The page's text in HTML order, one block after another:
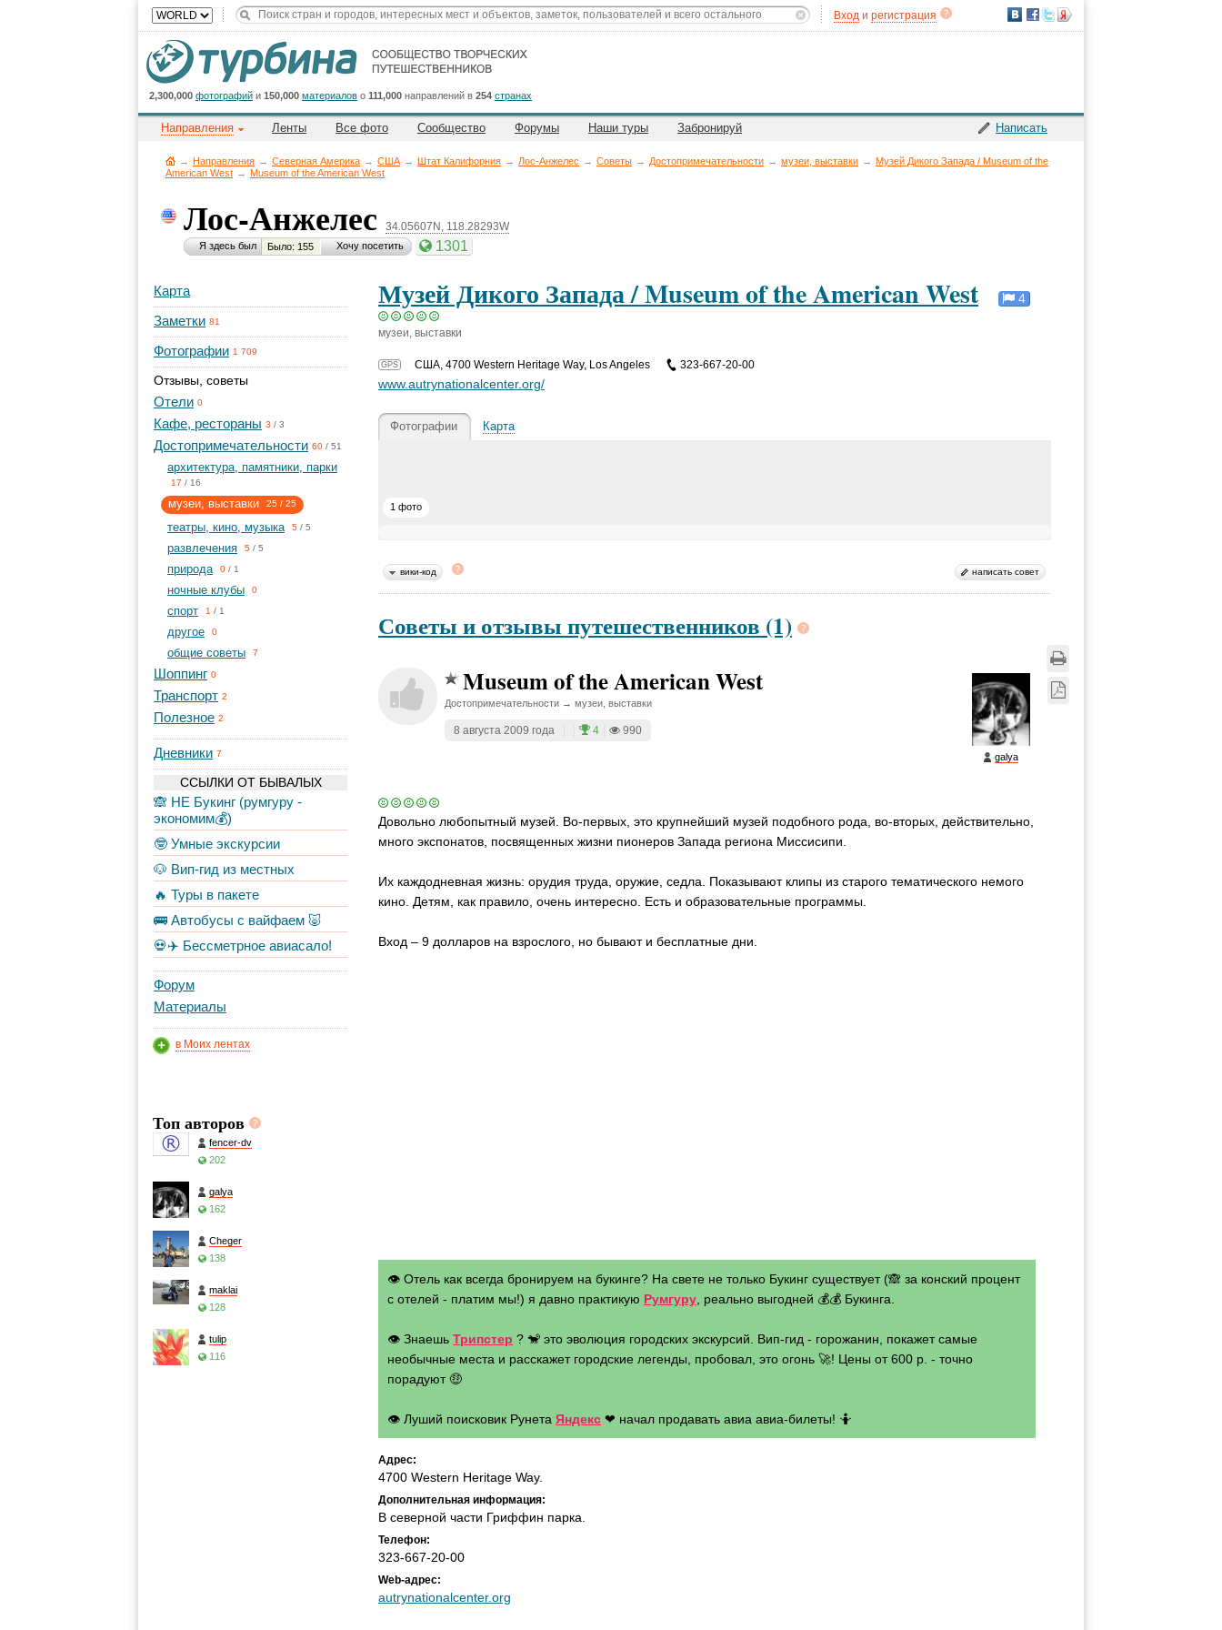
Вход и регистрация
2,300,000 фотографий и 150,000 материалов о 111,000 направлений в 254 странах
Написать
Направления Ленты Все фото Сообщество Форумы Наши туры Забронируй
→ Направления → Северная Америка → CША → Штат Калифорния → Лос-Анжелес → Советы → Достопримечательности → музеи, выставки → Музей Дикого Запада / Museum of the
American West → Museum of the American West
Лос-Анжелес 34.05607N, 118.28293W
Я здесь был Было: 155 Хочу посетить 1301
Карта
Заметки 81
Фотографии 1 709
Отзывы, советы
Отели 0
Кафе, рестораны 3 / 3
Достопримечательности 60 / 51
архитектура, памятники, парки
17 / 16
музеи, выставки 25 / 25
театры, кино, музыка 5 / 5
развлечения 5 / 5
природа 0 / 1
ночные клубы 0
спорт 1 / 1
другое 0
общие советы 7
Шоппинг 0
Транспорт 2
Полезное 2
Дневники 7
ССЫЛКИ ОТ БЫВАЛЫХ
🙈 НЕ Букинг (румгуру -
экономим💰)
🤓 Умные экскурсии
🐶 Вип-гид из местных
🔥 Туры в пакете
🚌 Автобусы с вайфаем 🐷
💀✈️ Бессметрное авиасало!
Форум
Материалы
в Моих лентах
Топ авторов
fencer-dv
202
galya
162
Cheger
138
maklai
128
tulip
116
Музей Дикого Запада / Museum of the American West 4
музеи, выставки
GPS CША, 4700 Western Heritage Way, Los Angeles 323-667-20-00
www.autrynationalcenter.org/
Фотографии Карта
1 фото
вики-код написать совет
Советы и отзывы путешественников (1)
galya
Museum of the American West
Достопримечательности → музеи, выставки
8 августа 2009 года 4 990
Довольно любопытный музей. Во-первых, это крупнейший музей подобного рода, во-вторых, действительно,
много экспонатов, посвященных жизни пионеров Запада региона Миссисипи.
Их каждодневная жизнь: орудия труда, оружие, седла. Показывают клипы из старого тематического немого
кино. Детям, как правило, очень интересно. Есть и образовательные программы.
Вход – 9 долларов на взрослого, но бывают и бесплатные дни.
👁 Отель как всегда бронируем на букинге? На свете не только Букинг существует (🙈 за конский процент
с отелей - платим мы!) я давно практикую Румгуру , реально выгодней 💰💰 Букинга.
👁 Знаешь Трипстер ? 🐒 это эволюция городских экскурсий. Вип-гид - горожанин, покажет самые
необычные места и расскажет городские легенды, пробовал, это огонь 🚀! Цены от 600 р. - точно
порадуют 🤑
👁 Луший поисковик Рунета Яндекс ❤ начал продавать авиа авиа-билеты! 🤷
Адрес:
4700 Western Heritage Way.
Дополнительная информация:
В северной части Гриффин парка.
Телефон:
323-667-20-00
Web-адрес:
autrynationalcenter.org